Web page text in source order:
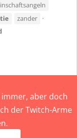
zander
aber doch
der Twitch-Arme